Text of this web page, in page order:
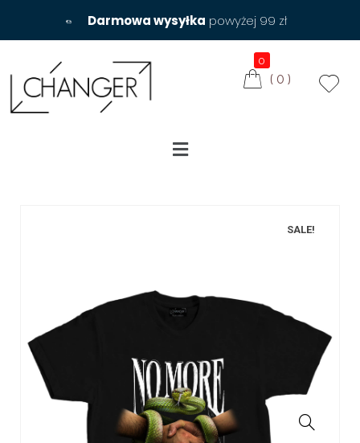
Darmowa wysyłka powyżej 99 zł
0
( 0 )
SALE!